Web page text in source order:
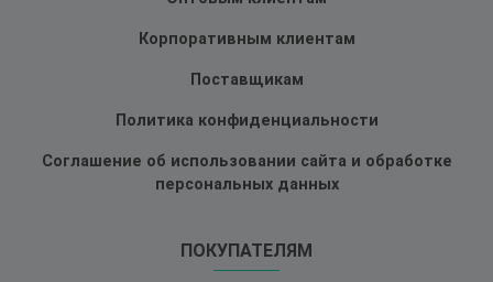
Корпоративным клиентам
Поставщикам
Политика конфиденциальности
Соглашение об использовании сайта и обработке
персональных данных
ПОКУПАТЕЛЯМ